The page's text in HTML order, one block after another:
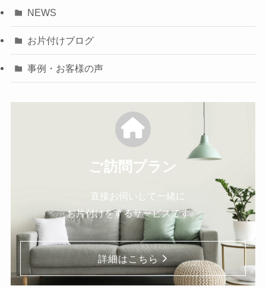
NEWS
お片付けブログ
事例・お客様の声
ご訪問プラン
直接お伺いして一緒に
お片付けをするサービスです。
詳細はこちら